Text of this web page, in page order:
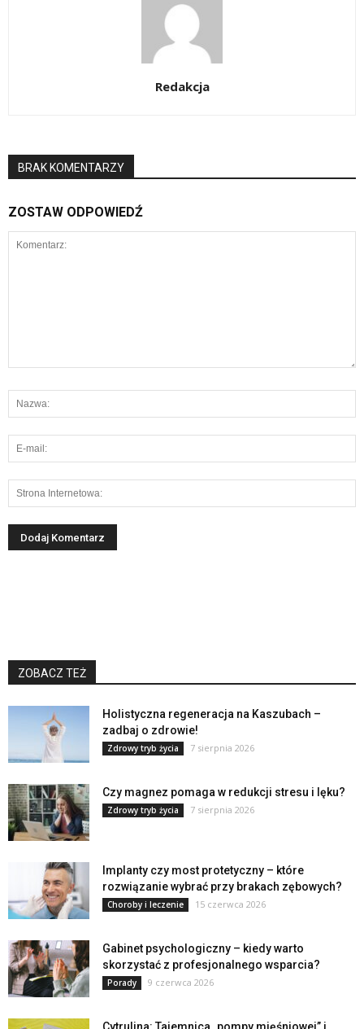
Redakcja
BRAK KOMENTARZY
ZOSTAW ODPOWIEDŹ
ZOBACZ TEŻ
Holistyczna regeneracja na Kaszubach –
zadbaj o zdrowie!
Zdrowy tryb życia 7 sierpnia 2026
Czy magnez pomaga w redukcji stresu i lęku?
Zdrowy tryb życia 7 sierpnia 2026
Implanty czy most protetyczny – które
rozwiązanie wybrać przy brakach zębowych?
Choroby i leczenie 15 czerwca 2026
Gabinet psychologiczny – kiedy warto
skorzystać z profesjonalnego wsparcia?
Porady 9 czerwca 2026